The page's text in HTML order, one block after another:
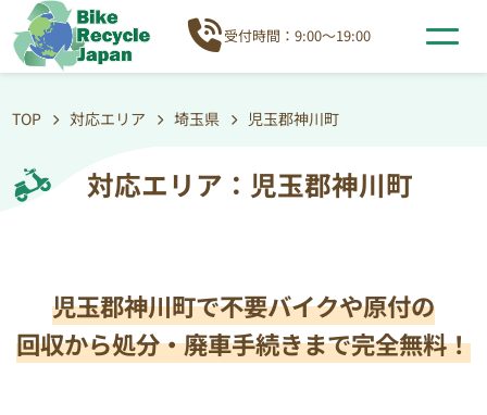
受付時間：9:00～19:00
TOP 対応エリア 埼玉県 児玉郡神川町
対応エリア：児玉郡神川町
児玉郡神川町で不要バイクや原付の
回収から処分・廃車手続きまで完全無料！